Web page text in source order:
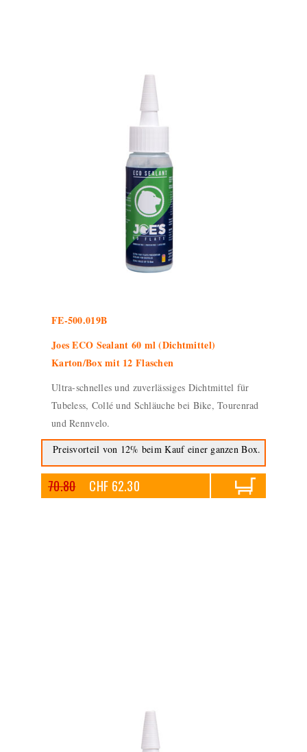
FE-500.019B
Joes ECO Sealant 60 ml (Dichtmittel)
Karton/Box mit 12 Flaschen
Ultra-schnelles und zuverlässiges Dichtmittel für
Tubeless, Collé und Schläuche bei Bike, Tourenrad
und Rennvelo.
Preisvorteil von 12% beim Kauf einer ganzen Box.
70.80 CHF 62.30